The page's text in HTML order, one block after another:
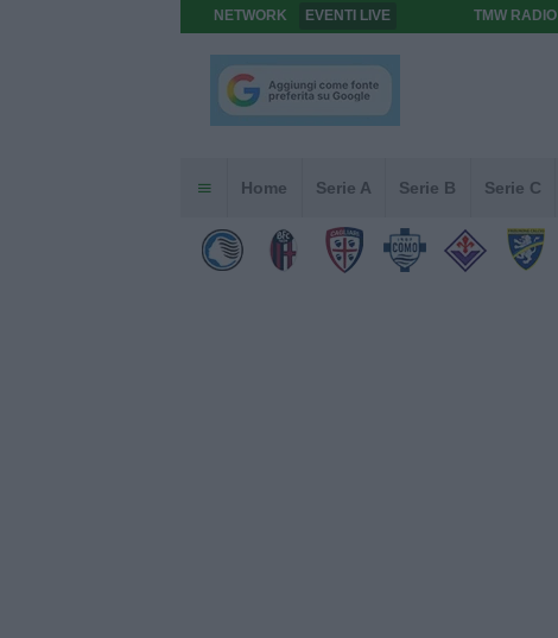
NETWORK EVENTI LIVE TMW RADIO
Home Serie A Serie B Serie C